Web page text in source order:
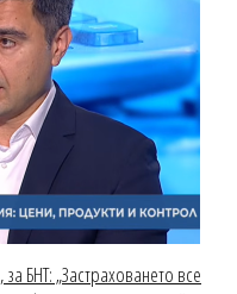
БНТ: „Застраховането все